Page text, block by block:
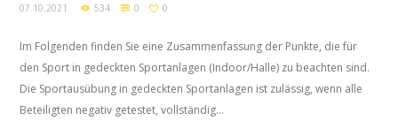
07.10.2021 534 0 0
Im Folgenden finden Sie eine Zusammenfassung der Punkte, die für
den Sport in gedeckten Sportanlagen (Indoor/Halle) zu beachten sind.
Die Sportausübung in gedeckten Sportanlagen ist zulässig, wenn alle
Beteiligten negativ getestet, vollständig...